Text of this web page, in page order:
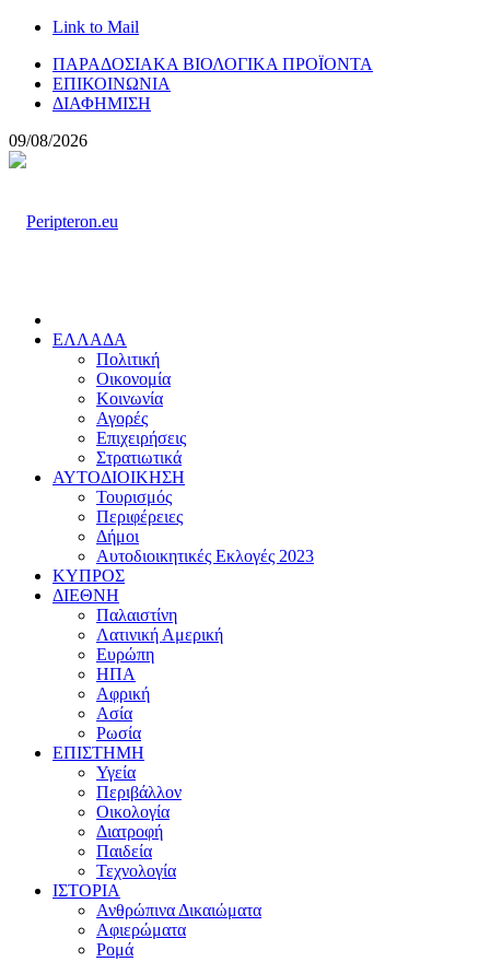
Link to Mail
ΠΑΡΑΔΟΣΙΑΚΑ ΒΙΟΛΟΓΙΚΑ ΠΡΟΪΟΝΤΑ
ΕΠΙΚΟΙΝΩΝΙΑ
ΔΙΑΦΗΜΙΣΗ
09/08/2026
ΕΛΛΑΔΑ
Πολιτική
Οικονομία
Κοινωνία
Αγορές
Επιχειρήσεις
Στρατιωτικά
ΑΥΤΟΔΙΟΙΚΗΣΗ
Τουρισμός
Περιφέρειες
Δήμοι
Αυτοδιοικητικές Εκλογές 2023
ΚΥΠΡΟΣ
ΔΙΕΘΝΗ
Παλαιστίνη
Λατινική Αμερική
Ευρώπη
ΗΠΑ
Αφρική
Ασία
Ρωσία
ΕΠΙΣΤΗΜΗ
Υγεία
Περιβάλλον
Οικολογία
Διατροφή
Παιδεία
Τεχνολογία
ΙΣΤΟΡΙΑ
Ανθρώπινα Δικαιώματα
Αφιερώματα
Ρομά